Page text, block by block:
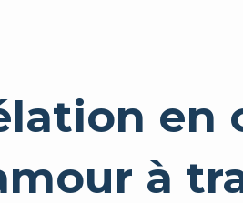
en
à